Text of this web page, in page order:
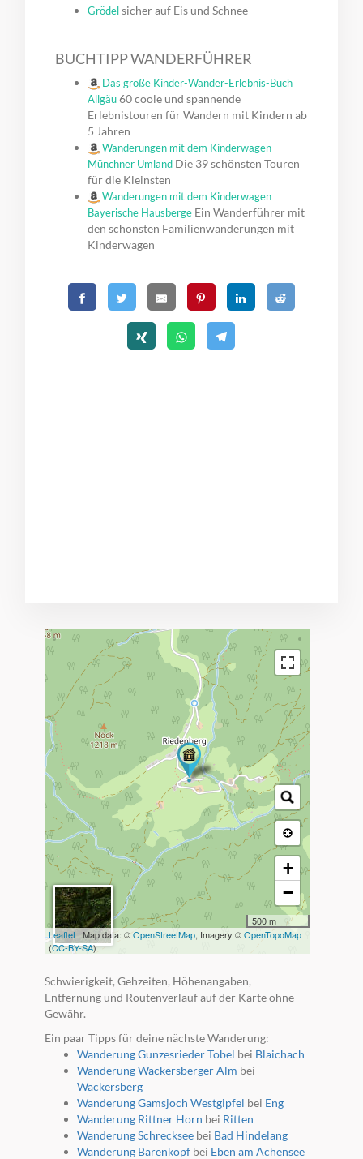
Grödelsicher auf Eis und Schnee
BUCHTIPP WANDERFÜHRER
Das große Kinder-Wander-Erlebnis-Buch
Allgäu60 coole und spannende
Erlebnistouren für Wandern mit Kindern ab
5 Jahren
Wanderungen mit dem Kinderwagen
Münchner Umland Die 39 schönsten Touren
für die Kleinsten
Wanderungen mit dem Kinderwagen
Bayerische Hausberge Ein Wanderführer mit
den schönsten Familienwanderungen mit
Kinderwagen
+
−
500 m
Leaflet| Map data: ©OpenStreetMap, Imagery ©OpenTopoMap
(CC-BY-SA)
Schwierigkeit, Gehzeiten, Höhenangaben,
Entfernung und Routenverlauf auf der Karte ohne
Gewähr.
Ein paar Tipps für deine nächste Wanderung:
Wanderung Gunzesrieder Tobel bei Blaichach
Wanderung Wackersberger Alm bei
Wackersberg
Wanderung Gamsjoch Westgipfel bei Eng
Wanderung Rittner Horn bei Ritten
Wanderung Schreckseebei Bad Hindelang
Wanderung Bärenkopfbei Eben am Achensee